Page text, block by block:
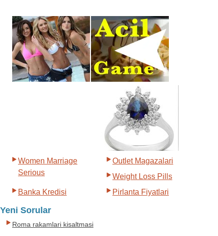
Women Marriage
Serious
Outlet Magazalari
Weight Loss Pills
Banka Kredisi
Pirlanta Fiyatlari
Yeni Sorular
Roma rakamlari kisaltmasi